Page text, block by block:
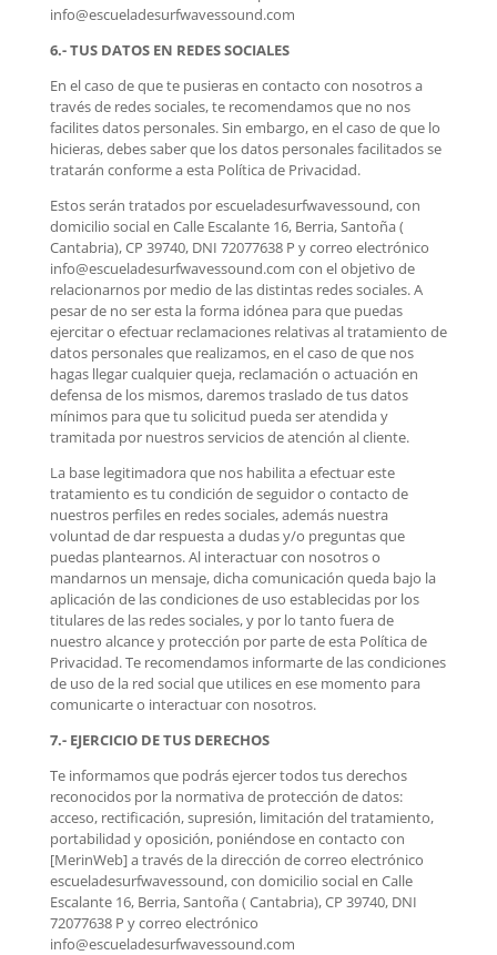
info@escueladesurfwavessound.com
6.- TUS DATOS EN REDES SOCIALES
En el caso de que te pusieras en contacto con nosotros a
través de redes sociales, te recomendamos que no nos
facilites datos personales. Sin embargo, en el caso de que lo
hicieras, debes saber que los datos personales facilitados se
tratarán conforme a esta Política de Privacidad.
Estos serán tratados por escueladesurfwavessound, con
domicilio social en Calle Escalante 16, Berria, Santoña (
Cantabria), CP 39740, DNI 72077638 P y correo electrónico
info@escueladesurfwavessound.com con el objetivo de
relacionarnos por medio de las distintas redes sociales. A
pesar de no ser esta la forma idónea para que puedas
ejercitar o efectuar reclamaciones relativas al tratamiento de
datos personales que realizamos, en el caso de que nos
hagas llegar cualquier queja, reclamación o actuación en
defensa de los mismos, daremos traslado de tus datos
mínimos para que tu solicitud pueda ser atendida y
tramitada por nuestros servicios de atención al cliente.
La base legitimadora que nos habilita a efectuar este
tratamiento es tu condición de seguidor o contacto de
nuestros perfiles en redes sociales, además nuestra
voluntad de dar respuesta a dudas y/o preguntas que
puedas plantearnos. Al interactuar con nosotros o
mandarnos un mensaje, dicha comunicación queda bajo la
aplicación de las condiciones de uso establecidas por los
titulares de las redes sociales, y por lo tanto fuera de
nuestro alcance y protección por parte de esta Política de
Privacidad. Te recomendamos informarte de las condiciones
de uso de la red social que utilices en ese momento para
comunicarte o interactuar con nosotros.
7.- EJERCICIO DE TUS DERECHOS
Te informamos que podrás ejercer todos tus derechos
reconocidos por la normativa de protección de datos:
acceso, rectificación, supresión, limitación del tratamiento,
portabilidad y oposición, poniéndose en contacto con
[MerinWeb] a través de la dirección de correo electrónico
escueladesurfwavessound, con domicilio social en Calle
Escalante 16, Berria, Santoña ( Cantabria), CP 39740, DNI
72077638 P y correo electrónico
info@escueladesurfwavessound.com